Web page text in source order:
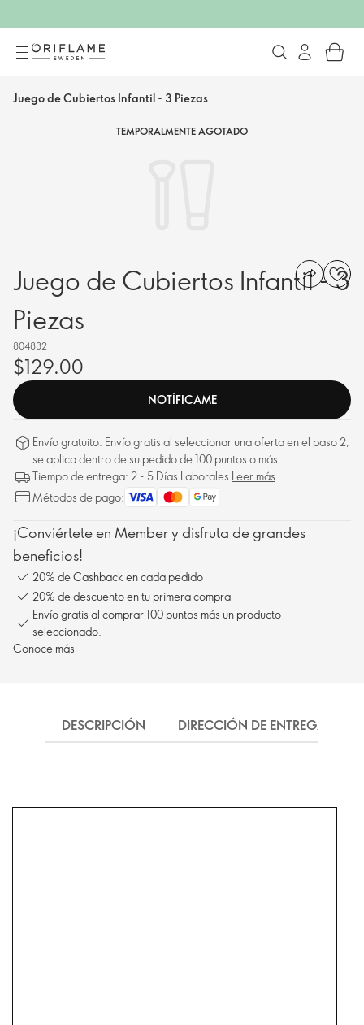
Juego de Cubiertos Infantil - 3 Piezas
TEMPORALMENTE AGOTADO
Juego de Cubiertos Infantil - 3
Piezas
804832
$129.00
NOTÍFICAME
Envío gratuito: Envío gratis al seleccionar una oferta en el paso 2,
se aplica dentro de su pedido de 100 puntos o más.
Tiempo de entrega: 2 - 5 Días Laborales Leer más
Métodos de pago:
¡Conviértete en Member y disfruta de grandes
beneficios!
20% de Cashback en cada pedido
20% de descuento en tu primera compra
Envío gratis al comprar 100 puntos más un producto
seleccionado.
Conoce más
DESCRIPCIÓN DIRECCIÓN DE ENTREGA